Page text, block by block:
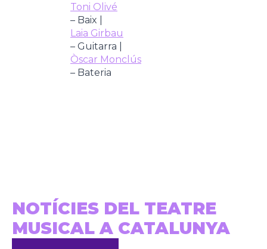
Toni Olivé
– Baix |
Laia Girbau
– Guitarra |
Òscar Monclús
– Bateria
NOTÍCIES DEL TEATRE
MUSICAL A CATALUNYA